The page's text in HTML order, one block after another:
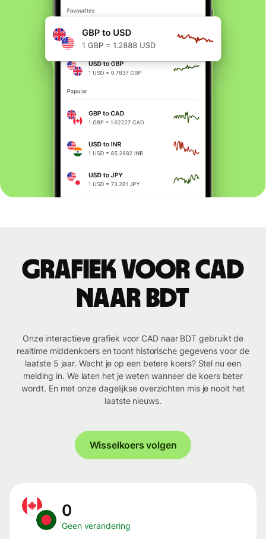
Grafiek voor CAD
naar BDT
Onze interactieve grafiek voor CAD naar BDT gebruikt de
realtime middenkoers en toont historische gegevens voor de
laatste 5 jaar. Wacht je op een betere koers? Stel nu een
melding in. We laten het je weten wanneer de koers beter
wordt. En met onze dagelijkse overzichten mis je nooit het
laatste nieuws.
Wisselkoers volgen
0
Geen verandering